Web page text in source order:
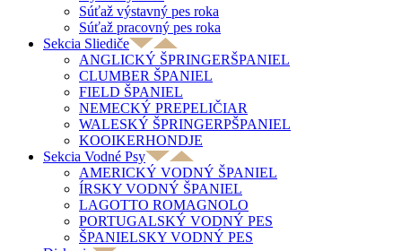
Súťaž výstavný pes roka
Súťaž pracovný pes roka
Sekcia Sliediče
ANGLICKÝ ŠPRINGERŠPANIEL
CLUMBER ŠPANIEL
FIELD ŠPANIEL
NEMECKÝ PREPELIČIAR
WALESKÝ ŠPRINGERPŠPANIEL
KOOIKERHONDJE
Sekcia Vodné Psy
AMERICKÝ VODNÝ ŠPANIEL
ÍRSKY VODNÝ ŠPANIEL
LAGOTTO ROMAGNOLO
PORTUGALSKÝ VODNÝ PES
ŠPANIELSKY VODNÝ PES